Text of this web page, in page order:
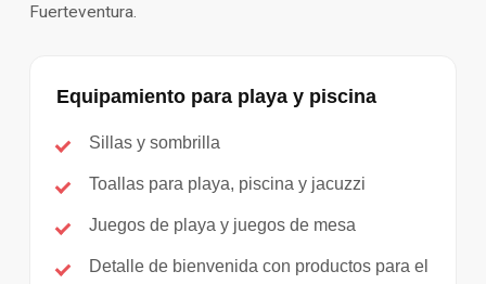
Fuerteventura.
Equipamiento para playa y piscina
Sillas y sombrilla
Toallas para playa, piscina y jacuzzi
Juegos de playa y juegos de mesa
Detalle de bienvenida con productos para el